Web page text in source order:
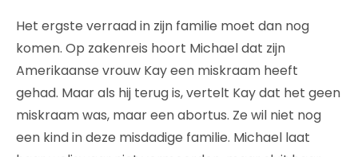
Het ergste verraad in zijn familie moet dan nog
komen. Op zakenreis hoort Michael dat zijn
Amerikaanse vrouw Kay een miskraam heeft
gehad. Maar als hij terug is, vertelt Kay dat het geen
miskraam was, maar een abortus. Ze wil niet nog
een kind in deze misdadige familie. Michael laat